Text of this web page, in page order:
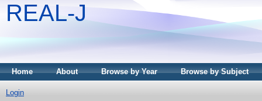
REAL-J
Home About Browse by Year Browse by Subject
Login